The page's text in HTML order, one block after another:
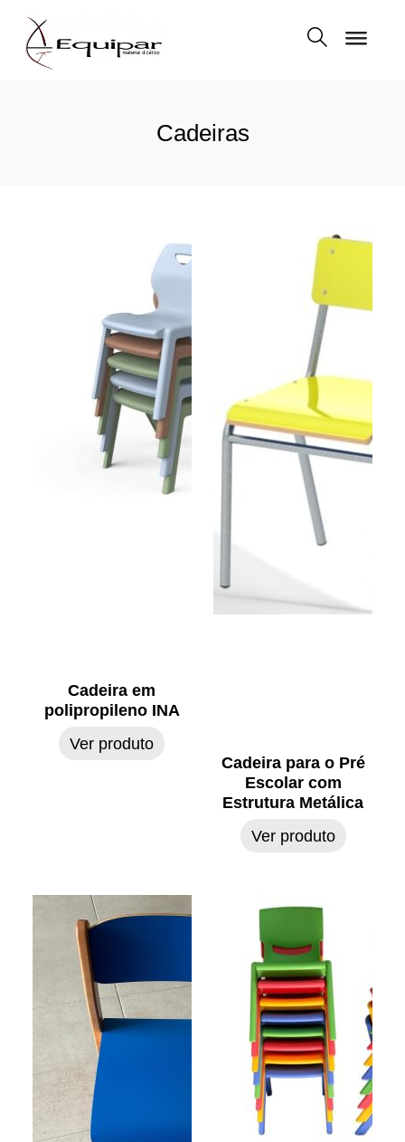
Cadeiras
Cadeira em
polipropileno INA
Ver produto
Cadeira para o Pré
Escolar com
Estrutura Metálica
Ver produto